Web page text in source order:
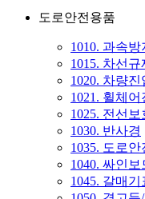
도로안전용품
1010. 과속방
1015. 차선규
1020. 차량진
1021. 휠체
1025. 전선보
1030. 반사경
1035. 도로
1040. 싸인
1045. 갈매